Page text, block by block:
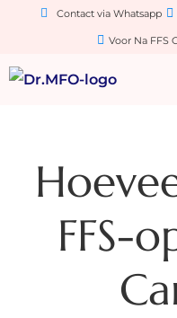
Contact via Whatsapp
Voor Na FFS
FFS-